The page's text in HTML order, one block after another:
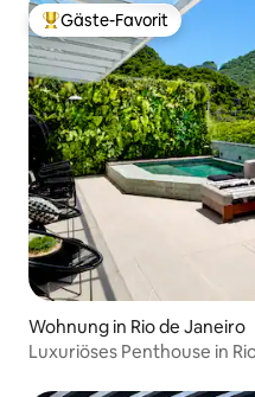
Beliebter Gäste-Favorit.
Gäste-Favorit
Wohnung in Rio de Janeiro
Luxuriöses Penthouse in